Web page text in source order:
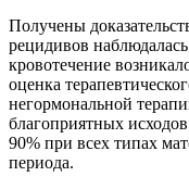
Получены
рецидивов
кровотечение
оценка
негормональной
благоприятных
90% при всех типах
периода.